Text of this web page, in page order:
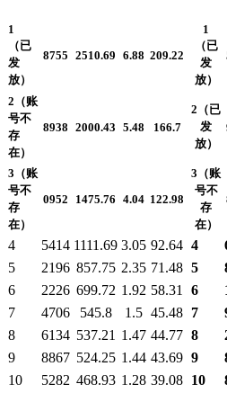
1
（已
发
放）
8755 2510.69 6.88 209.22
1
（已
发
放）
2（账
号不
存
在）
8938 2000.43 5.48 166.7
2（已
发
放）
3（账
号不
存
在）
0952 1475.76 4.04 122.98
3（账
号不
存
在）
4 5414 1111.69 3.05 92.64 4
5 2196 857.75 2.35 71.48 5
6 2226 699.72 1.92 58.31 6
7 4706 545.8 1.5 45.48 7
8 6134 537.21 1.47 44.77 8
9 8867 524.25 1.44 43.69 9
10 5282 468.93 1.28 39.08 10